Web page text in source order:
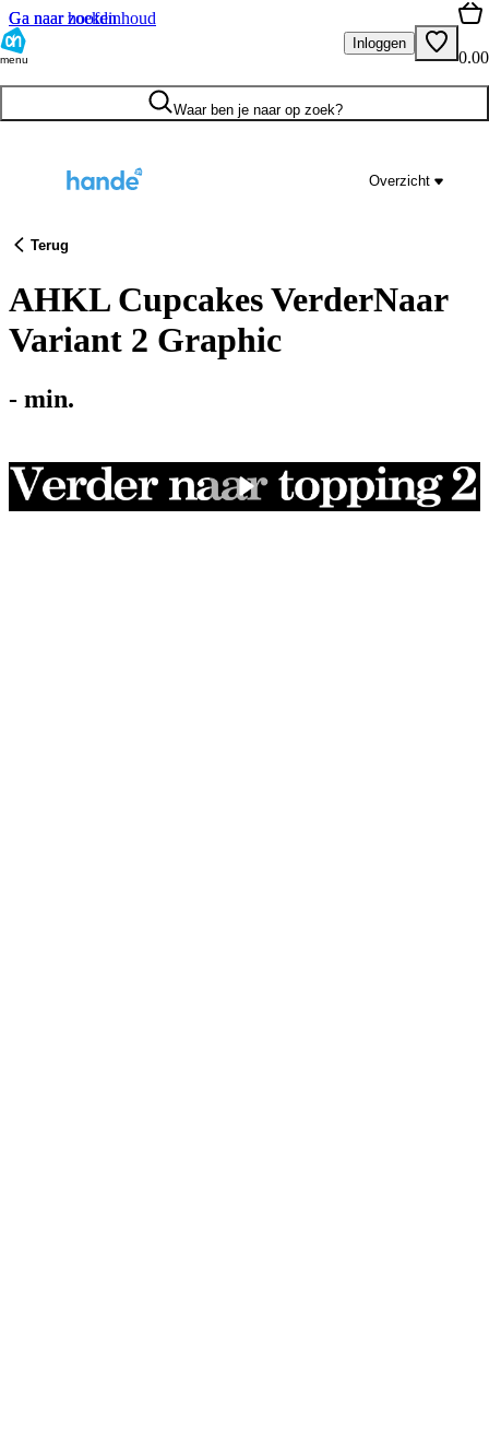
Ga naar hoofdinhoud
Ga naar zoeken
menu
Inloggen
0.00
Waar ben je naar op zoek?
Overzicht
Terug
AHKL Cupcakes VerderNaar
Variant 2 Graphic
- min.